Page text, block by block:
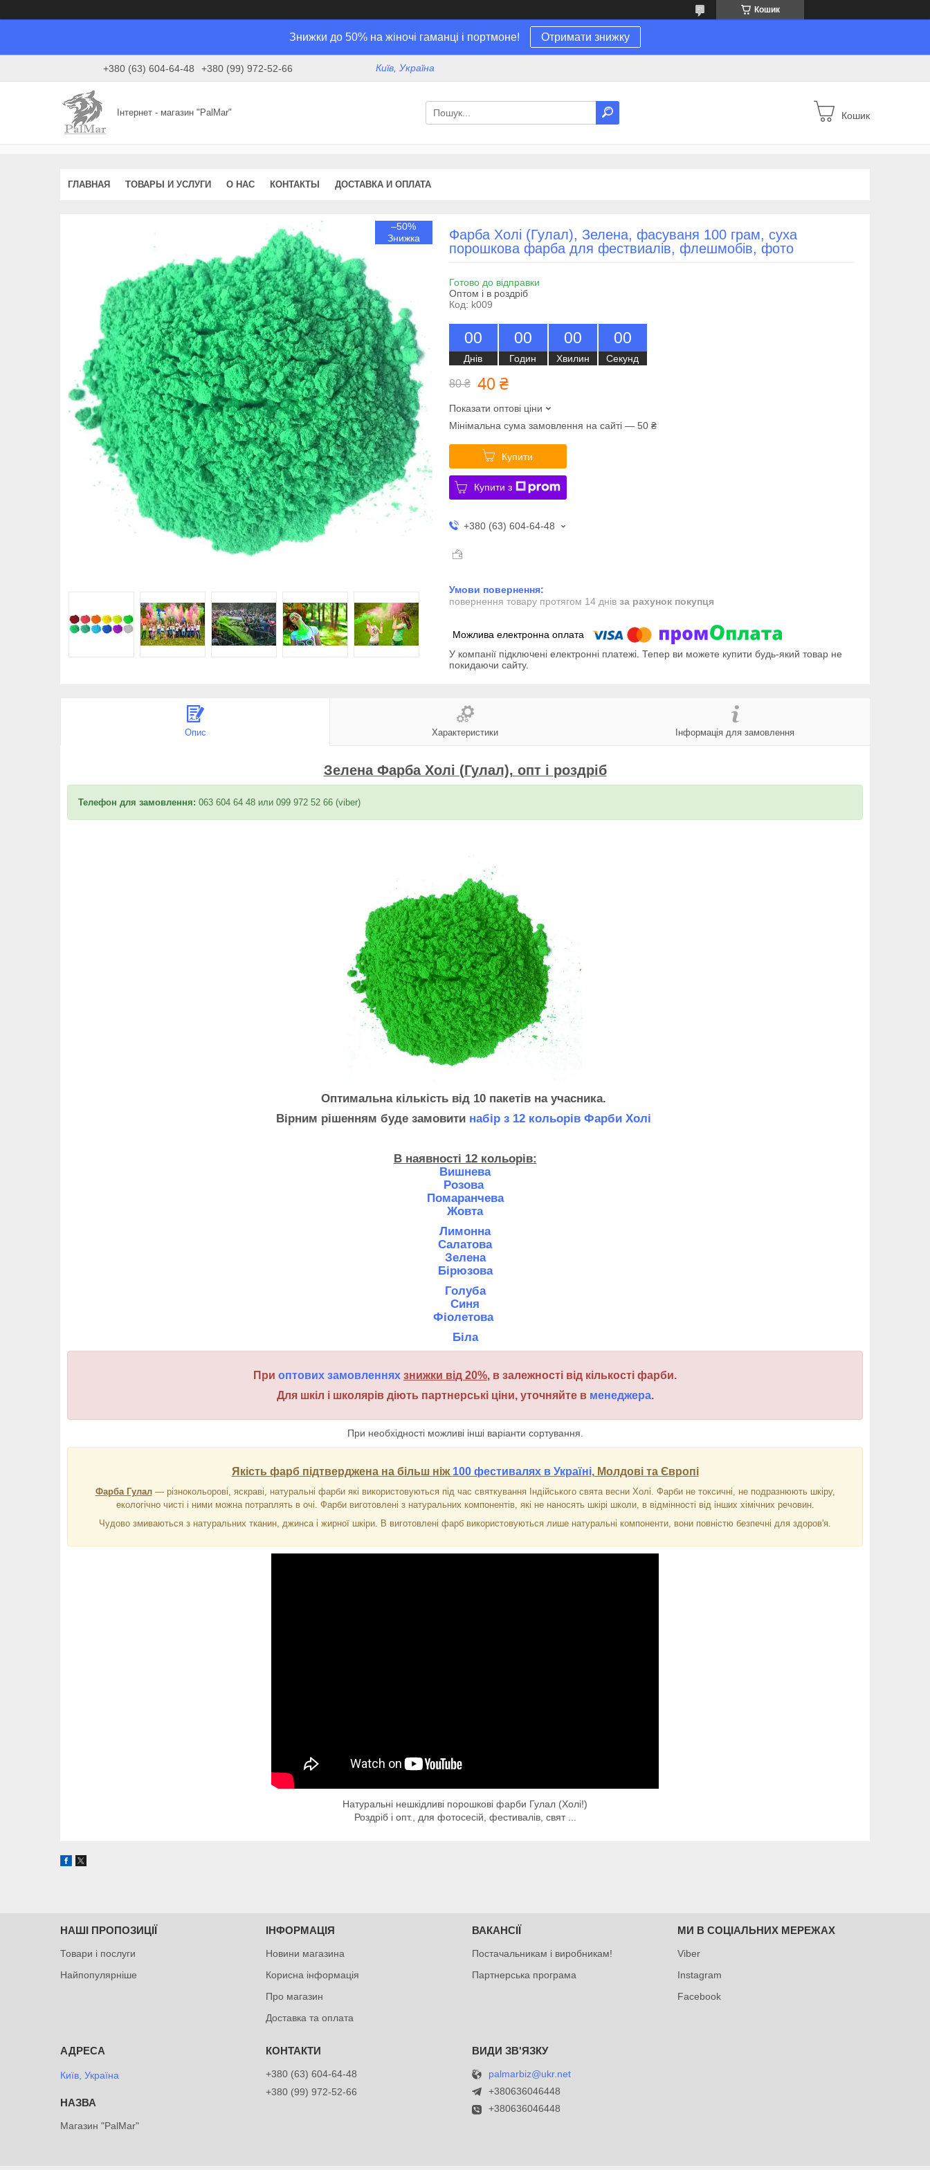
Кошик
Знижки до 50% на жіночі гаманці і портмоне! Отримати знижку
+380 (63) 604-64-48 +380 (99) 972-52-66 Київ, Україна
Інтернет - магазин "PalMar" Кошик
ГЛАВНАЯ ТОВАРЫ И УСЛУГИ О НАС КОНТАКТЫ ДОСТАВКА И ОПЛАТА
–50%
Фарба Холі (Гулал), Зелена, фасуваня 100 грам, суха
порошкова фарба для фествиалів, флешмобів, фото
Готово до відправки
Оптом і в роздріб
Код: k009
00
Днів
00
Годин
00
Хвилин
00
Секунд
80 ₴ 40 ₴
Показати оптові ціни
Мінімальна сума замовлення на сайті — 50 ₴
Купити
Купити з
+380 (63) 604-64-48
повернення товару протягом 14 днів за рахунок покупця
У компанії підключені електронні платежі. Тепер ви можете купити будь-який товар не
покидаючи сайту.
Опис Характеристики Інформація для замовлення
Зелена Фарба Холі (Гулал), опт і роздріб
Телефон для замовлення: 063 604 64 48 или 099 972 52 66 (viber)
Оптимальна кількістьвід 10 пакетів на учасника.
Вірним рішенням буде замовити набір з 12 кольорів Фарби Холі
В наявності 12 кольорів:
Вишнева
Розова
Помаранчева
Жовта
Лимонна
Салатова
Зелена
Бірюзова
Голуба
Синя
Фіолетова
Біла
При оптових замовленнях знижки від 20%, в залежності від кількості фарби.
Для шкіл і школярів діють партнерські ціни, уточняйте в менеджера.
При необхідності можливі інші варіанти сортування.
Якість фарб підтверджена на більш ніж 100 фестивалях в Україні, Молдові та Європі
Фарба Гулал― різнокольорові, яскраві, натуральні фарби які використовуються під час святкування Індійського свята весни Холі. Фарби не токсичні, не подразнюють шкіру,
екологічно чисті і ними можна потраплять в очі. Фарби виготовлені з натуральних компонентів, які не наносять шкірі школи, в відмінності від інших хімічних речовин.
Чудово змиваються з натуральних тканин, джинса і жирної шкіри. В виготовлені фарб використовуються лише натуральні компоненти, вони повністю безпечні для здоров'я.
Натуральні нешкідливі порошкові фарби Гулал (Холі!)
Роздріб і опт., для фотосесій, фестивалів, свят ...
НАШІ ПРОПОЗИЦІЇ
Товари і послуги
Найпопулярніше
ІНФОРМАЦІЯ
Новини магазина
Корисна інформація
Про магазин
Доставка та оплата
ВАКАНСІЇ
Постачальникам і виробникам!
Партнерська програма
МИ В СОЦІАЛЬНИХ МЕРЕЖАХ
Viber
Instagram
Facebook
Київ, Україна
Магазин "PalMar"
+380 (63) 604-64-48
+380 (99) 972-52-66
palmarbiz@ukr.net
+380636046448
+380636046448